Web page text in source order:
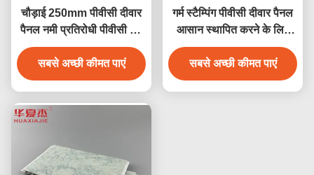
चौड़ाई 250mm पीवीसी दीवार
पैनल नमी प्रतिरोधी पीवीसी छत
पैनल 250mmx5mm
सबसे अच्छी कीमत पाएं
गर्म स्टैम्पिंग पीवीसी दीवार पैनल
आसान स्थापित करने के लिए
आसानी से जलरोधक
सबसे अच्छी कीमत पाएं